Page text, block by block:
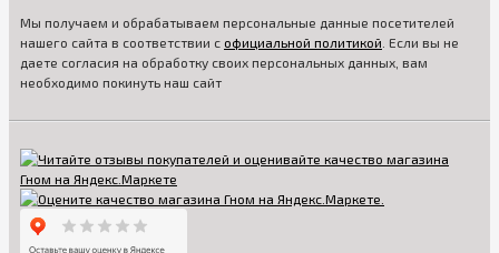
Мы получаем и обрабатываем персональные данные посетителей
нашего сайта в соответствии с официальной политикой . Если вы не
даете согласия на обработку своих персональных данных, вам
необходимо покинуть наш сайт